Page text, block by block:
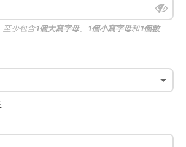
至少包含1個大寫字母、 1個小寫字母和1個數